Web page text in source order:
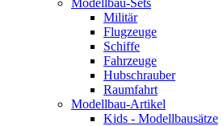
Modellbau-Sets
Militär
Flugzeuge
Schiffe
Fahrzeuge
Hubschrauber
Raumfahrt
Modellbau-Artikel
Kids - Modellbausätze